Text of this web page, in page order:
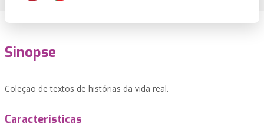
Sinopse
Coleção de textos de histórias da vida real.
Características